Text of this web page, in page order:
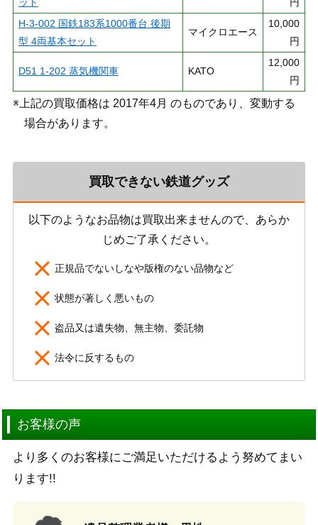
H-3-002 国鉄183系1000番台 後期
型 4両基本セット
マイクロエース
10,000
円
D51 1-202 蒸気機関車 KATO
12,000
円
※上記の買取価格は 2017年4月 のものであり、変動する
場合があります。
買取できない鉄道グッズ
以下のようなお品物は買取出来ませんので、あらか
じめご了承ください。
正規品でないしなや版権のない品物など
状態が著しく悪いもの
盗品又は遺失物、無主物、委託物
法令に反するもの
お客様の声
より多くのお客様にご満足いただけるよう努めてまい
ります!!